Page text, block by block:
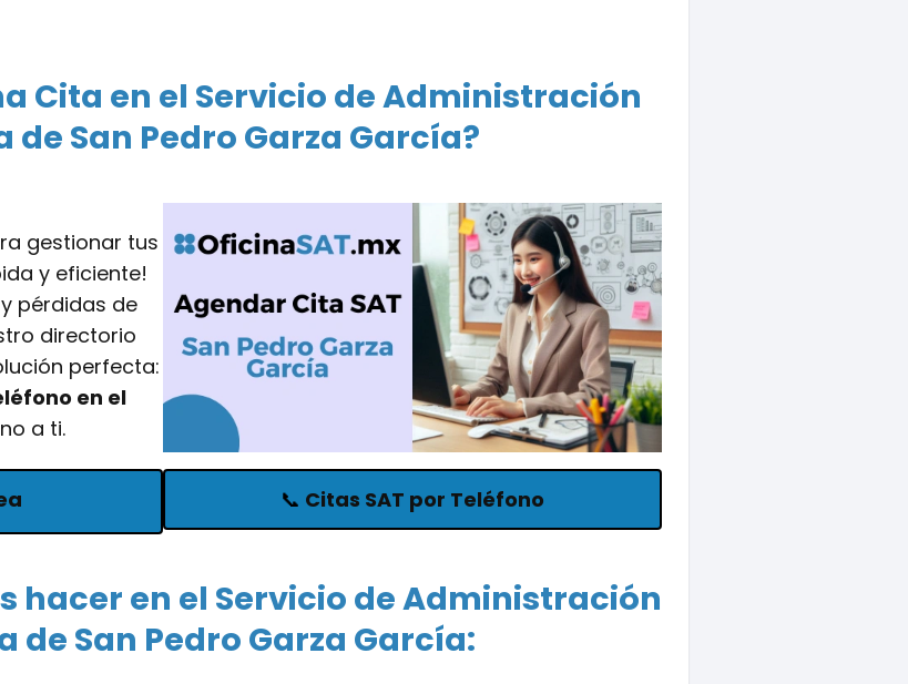
Cita en el Servicio de Administración
San Pedro Garza García?
gestionar tus
y eficiente!
pérdidas de
directorio
perfecta:
en el
a ti.
📞 Citas SAT por Teléfono
hacer en el Servicio de Administración
de San Pedro Garza García: